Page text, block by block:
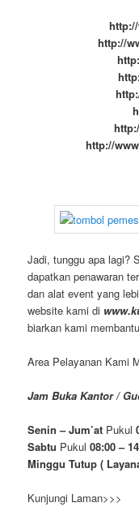
http://
http://
Jadi, tunggu apa lagi?
dapatkan penawaran
dan alat event yang
website kami di
biarkan kami
Area Pelayanan Kami
Jam Buka Kantor /
Senin – Jum’at Pukul
Sabtu Pukul08:00 –
Minggu Tutup (
Kunjungi Laman>>>